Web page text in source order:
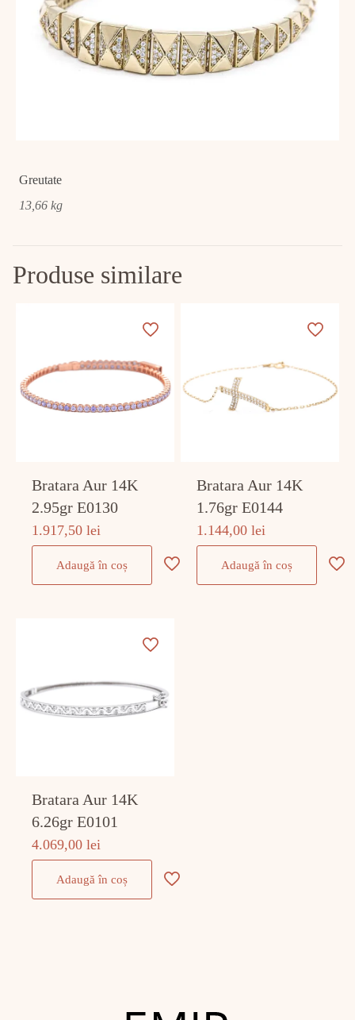
Greutate
13,66 kg
Produse similare
Bratara Aur 14K
2.95gr E0130
1.917,50lei
Adaugă în coș
Bratara Aur 14K
1.76gr E0144
1.144,00lei
Adaugă în coș
Bratara Aur 14K
6.26gr E0101
4.069,00lei
Adaugă în coș